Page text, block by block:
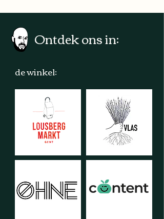
Ontdek ons in:
de winkel: